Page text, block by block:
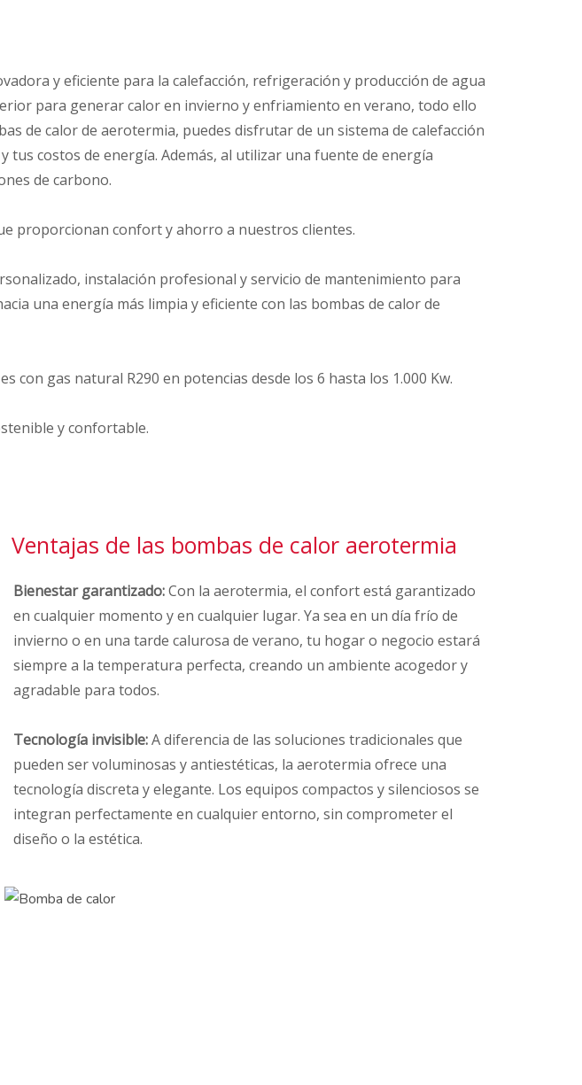
y eficiente para la calefacción, refrigeración y producción de agua
para generar calor en invierno y enfriamiento en verano, todo ello
de calor de aerotermia, puedes disfrutar de un sistema de calefacción
costos de energía. Además, al utilizar una fuente de energía
de carbono.
proporcionan confort y ahorro a nuestros clientes.
instalación profesional y servicio de mantenimiento para
una energía más limpia y eficiente con las bombas de calor de
con gas natural R290 en potencias desde los 6 hasta los 1.000 Kw.
y confortable.
Ventajas de las bombas de calor aerotermia
Bienestar garantizado:Con la aerotermia, el confort está garantizado
en cualquier momento y en cualquier lugar. Ya sea en un día frío de
invierno o en una tarde calurosa de verano, tu hogar o negocio estará
siempre a la temperatura perfecta, creando un ambiente acogedor y
agradable para todos.
Tecnología invisible:A diferencia de las soluciones tradicionales que
pueden ser voluminosas y antiestéticas, la aerotermia ofrece una
tecnología discreta y elegante. Los equipos compactos y silenciosos se
integran perfectamente en cualquier entorno, sin comprometer el
diseño o la estética.